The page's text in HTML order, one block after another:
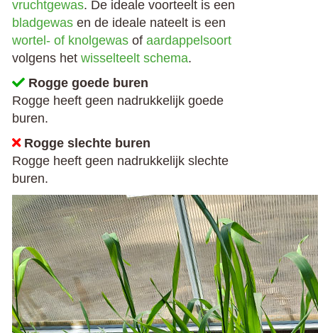
vruchtgewas. De ideale voorteelt is een
bladgewas en de ideale nateelt is een
wortel- of knolgewas of aardappelsoort
volgens het wisselteelt schema.
Rogge goede buren
Rogge heeft geen nadrukkelijk goede
buren.
Rogge slechte buren
Rogge heeft geen nadrukkelijk slechte
buren.